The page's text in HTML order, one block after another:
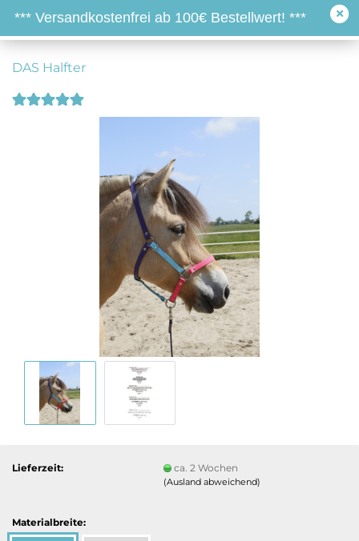
*** Versandkostenfrei ab 100€ Bestellwert! ***
DAS Halfter
Lieferzeit: ca. 2 Wochen
(Ausland abweichend)
Materialbreite: